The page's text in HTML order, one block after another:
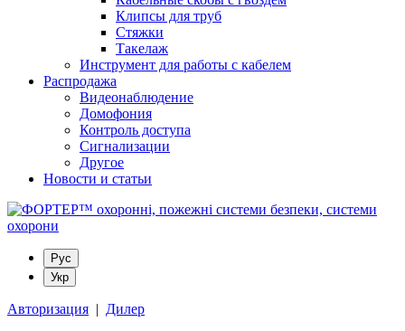
Клипсы для труб
Стяжки
Такелаж
Инструмент для работы с кабелем
Распродажа
Видеонаблюдение
Домофония
Контроль доступа
Сигнализации
Другое
Новости и статьи
Рус
Укр
Авторизация | Дилер